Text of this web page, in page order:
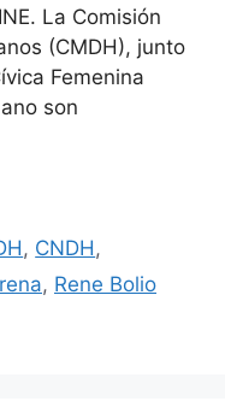
La Comisión
(CMDH), junto
Femenina
son
, CNDH ,
, Rene Bolio